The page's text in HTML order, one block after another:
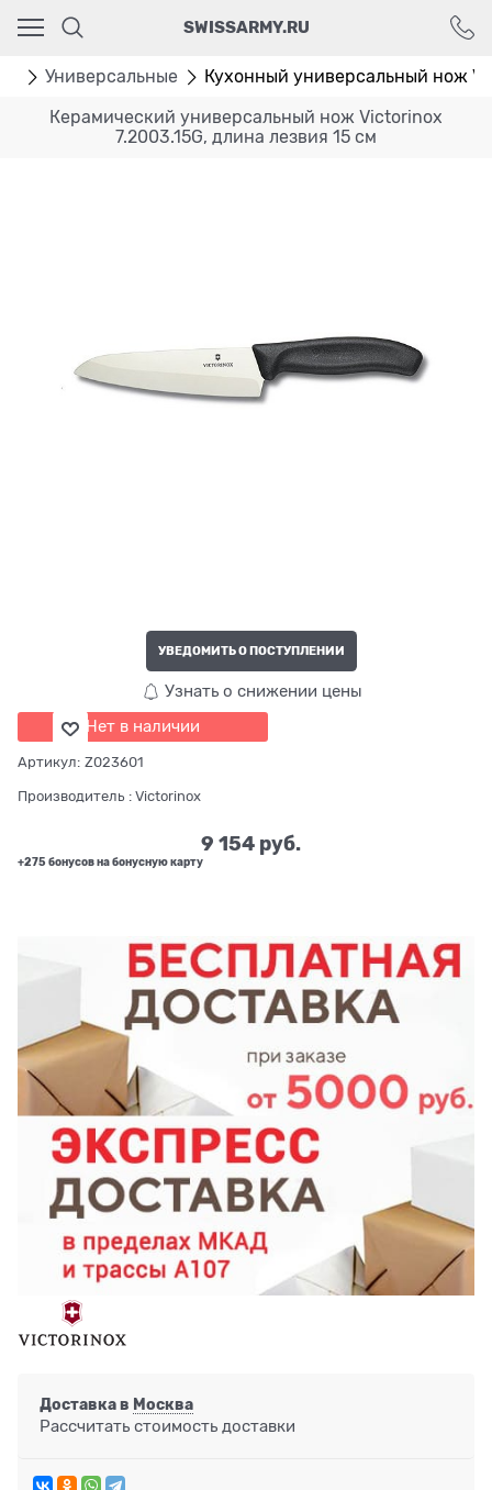
SWISSARMY.RU
Универсальные Кухонный универсальный нож
Керамический универсальный нож Victorinox
7.2003.15G, длина лезвия 15 см
УВЕДОМИТЬ О ПОСТУПЛЕНИИ
Узнать о снижении цены
Нет в наличии
Артикул: Z023601
Производитель : Victorinox
9 154 руб.
+275 бонусов на бонусную карту
Доставка в Москва
Рассчитать стоимость доставки
Ваш город - Москва,
угадали?
ДА НЕТ